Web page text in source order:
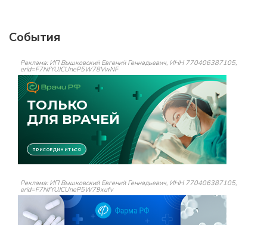
События
Реклама: ИП Вышковский Евгений Геннадьевич, ИНН 770406387105,
erid=F7NfYUJCUneP5W78VwNF
Реклама: ИП Вышковский Евгений Геннадьевич, ИНН 770406387105,
erid=F7NfYUJCUneP5W79xufv